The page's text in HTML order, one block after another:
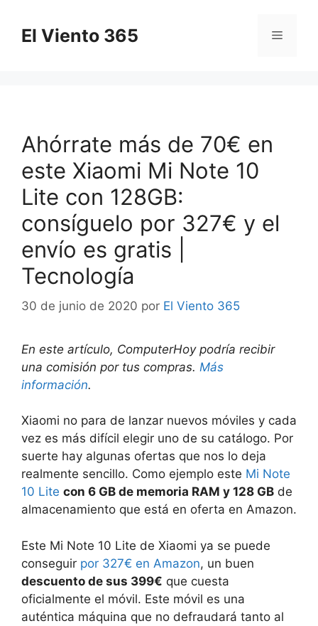
contenido
El Viento 365 Menú
Ahórrate más de 70€ en
este Xiaomi Mi Note 10
Lite con 128GB:
consíguelo por 327€ y el
envío es gratis |
Tecnología
30 de junio de 2020 por El Viento 365
En este artículo, ComputerHoy podría recibir
una comisión por tus compras. Más
información.
Xiaomi no para de lanzar nuevos móviles y cada
vez es más difícil elegir uno de su catálogo. Por
suerte hay algunas ofertas que nos lo deja
realmente sencillo. Como ejemplo este Mi Note
10 Lite con 6 GB de memoria RAM y 128 GB de
almacenamiento que está en oferta en Amazon.
Este Mi Note 10 Lite de Xiaomi ya se puede
conseguir por 327€ en Amazon, un buen
descuento de sus 399€ que cuesta
oficialmente el móvil. Este móvil es una
auténtica máquina que no defraudará tanto al